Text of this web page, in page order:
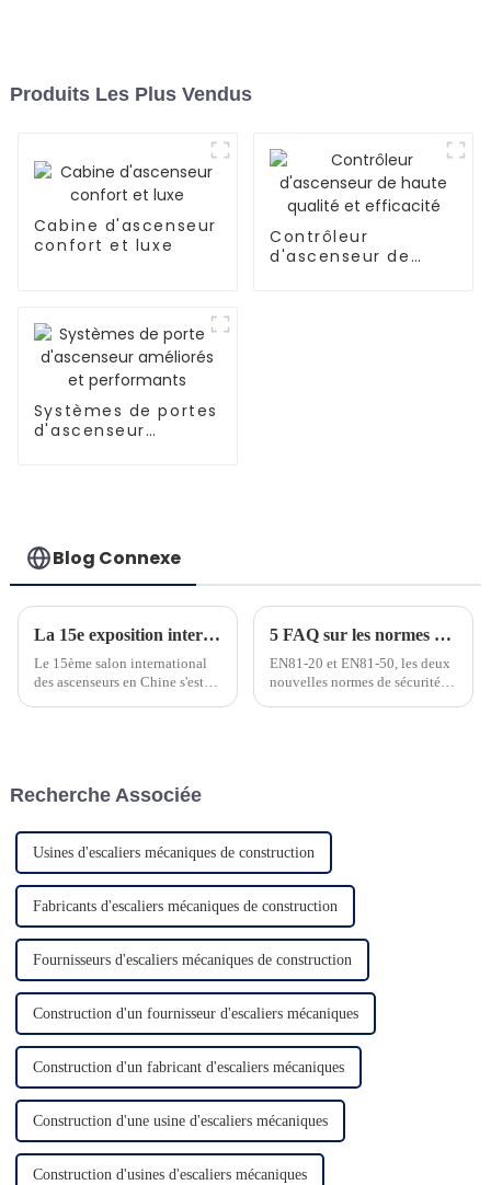
Produits Les Plus Vendus
Cabine d'ascenseur
confort et luxe
Contrôleur
d'ascenseur de
Systèmes de portes
d'ascenseur
Blog Connexe
La 15e exposition internationale chinoise des ascenseurs s'est tenue avec succès à Shanghai du 5 au 8 juillet 2023.
Le 15ème salon international
des ascenseurs en Chine s'est
5 FAQ sur les normes ascenseurs EN81-20 et EN81-50
EN81-20 et EN81-50, les deux
nouvelles normes de sécurité
Recherche Associée
Usines d'escaliers mécaniques de construction
Fabricants d'escaliers mécaniques de construction
Fournisseurs d'escaliers mécaniques de construction
Construction d'un fournisseur d'escaliers mécaniques
Construction d'un fabricant d'escaliers mécaniques
Construction d'une usine d'escaliers mécaniques
Construction d'usines d'escaliers mécaniques